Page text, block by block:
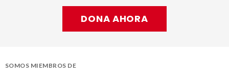
DONA AHORA
SOMOS MIEMBROS DE